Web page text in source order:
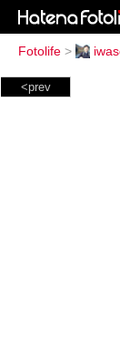
Fotolife >
<prev